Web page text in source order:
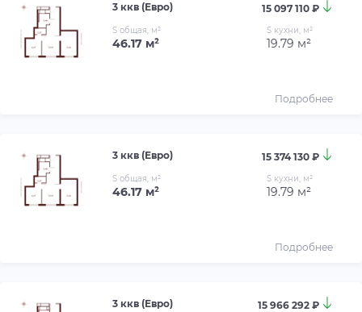
3 ккв (Евро) 15 097 110 ₽
S общая, м²
46.17 м²
S кухни, м²
19.79 м²
Подробнее
3 ккв (Евро) 15 374 130 ₽
S общая, м²
46.17 м²
S кухни, м²
19.79 м²
Подробнее
3 ккв (Евро) 15 966 292 ₽